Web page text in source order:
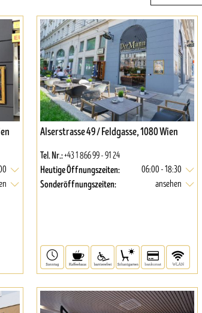
Alserstrasse 49 / Feldgasse, 1080 Wien
Tel. Nr.:+43 1 866 99 - 91 24
Heutige Öffnungszeiten: 06:00 - 18:30
Sonderöffnungszeiten: ansehen